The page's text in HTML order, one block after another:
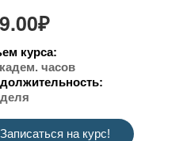
курса:
часов
Записаться на курс!